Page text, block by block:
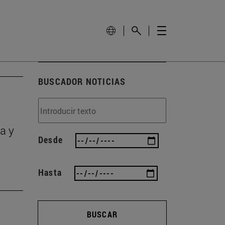
y
BUSCADOR NOTICIAS
Desde
Hasta
BUSCAR